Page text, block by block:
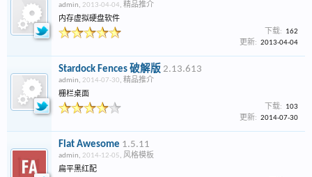
admin, 2013-04-04, 精品推介
内存虚拟硬盘软件
下载:
162
更新: 2013-04-04
Stardock Fences 破解版 2.13.613
admin, 2014-07-30, 精品推介
栅栏桌面
下载:
103
更新: 2014-07-30
Flat Awesome 1.5.11
admin, 2014-12-05, 风格模板
扁平黑红配